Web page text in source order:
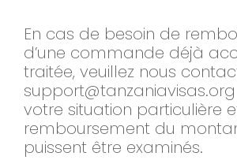
En cas de besoin de
d’une commande déjà
traitée, veuillez nous
support@tanzaniavisas.org
votre situation particulière
remboursement du
puissent être examinés.